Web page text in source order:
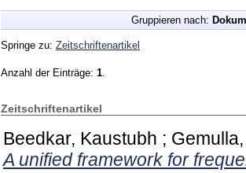
Gruppieren nach:
Springe zu: Zeitschriftenartikel
Anzahl der Einträge: 1
Zeitschriftenartikel
Beedkar, Kaustubh ;
A unified framework for